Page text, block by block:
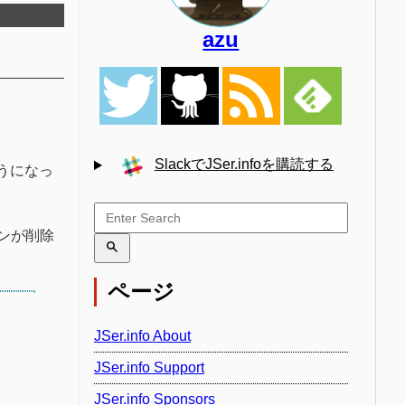
になっ
が削除
azu
SlackでJSer.infoを購読する
ページ
JSer.info About
JSer.info Support
JSer.info Sponsors